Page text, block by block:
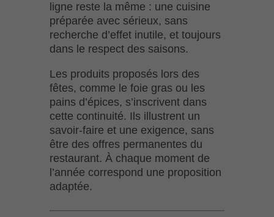
ligne reste la même : une cuisine
préparée avec sérieux, sans
recherche d’effet inutile, et toujours
dans le respect des saisons.
Les produits proposés lors des
fêtes, comme le foie gras ou les
pains d’épices, s’inscrivent dans
cette continuité. Ils illustrent un
savoir-faire et une exigence, sans
être des offres permanentes du
restaurant. À chaque moment de
l’année correspond une proposition
adaptée.